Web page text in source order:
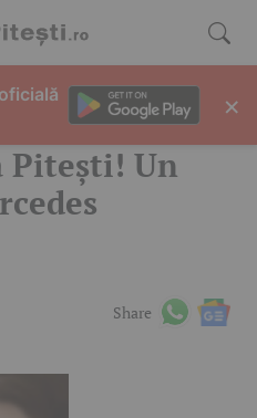
Pitești! Un
Share
×